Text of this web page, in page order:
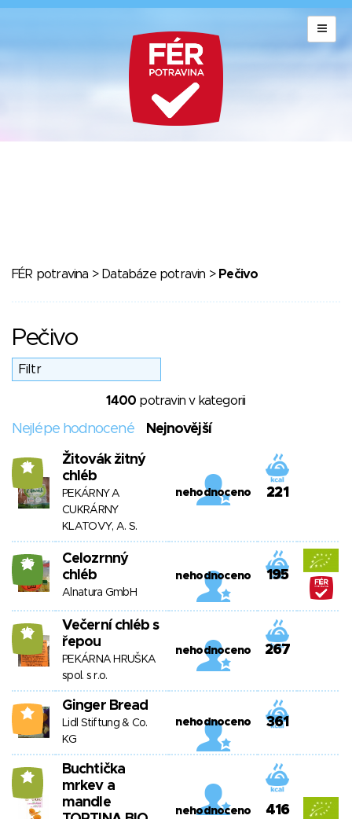
FÉR potravina > Databáze potravin > Pečivo
Pečivo
1400 potravin v kategorii
Nejlépe hodnocené Nejnovější
14
Žitovák žitný
chléb
PEKÁRNY A
CUKRÁRNY
KLATOVY, A. S.
nehodnoceno 221
26
Celozrnný
chléb
Alnatura GmbH
nehodnoceno 195
10
Večerní chléb s
řepou
PEKÁRNA HRUŠKA
spol. s r.o.
nehodnoceno 267
2 Ginger Bread
Lidl Stiftung & Co.
KG
nehodnoceno 361
11
Buchtička
mrkev a
mandle
nehodnoceno 416